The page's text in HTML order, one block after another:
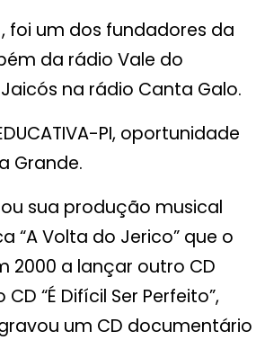
foi um dos fundadores da
da rádio Vale do
na rádio Canta Galo.
PI, oportunidade
Grande.
sua produção musical
“A Volta do Jerico” que o
2000 a lançar outro CD
“É Difícil Ser Perfeito”,
um CD documentário